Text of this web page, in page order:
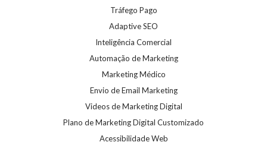
Tráfego Pago
Adaptive SEO
Inteligência Comercial
Automação de Marketing
Marketing Médico
Envio de Email Marketing
Videos de Marketing Digital
Plano de Marketing Digital Customizado
Acessibilidade Web